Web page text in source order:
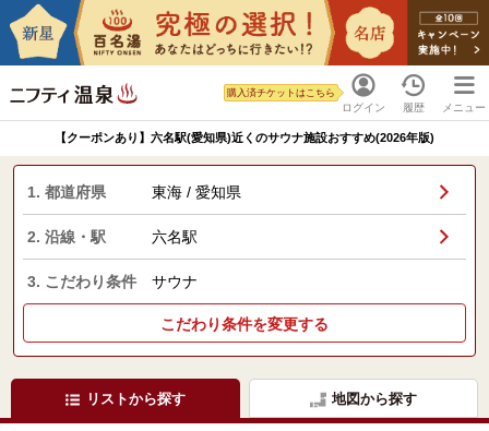
ログイン
購入済チケットはこちら
履歴 メニュー
【クーポンあり】六名駅(愛知県)近くのサウナ施設おすすめ(2026年版)
1. 都道府県 東海 / 愛知県
2. 沿線・駅 六名駅
3. こだわり条件 サウナ
こだわり条件を変更する
リストから探す 地図から探す